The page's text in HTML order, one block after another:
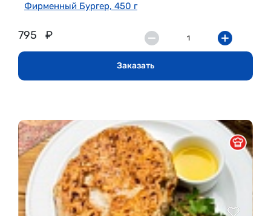
Фирменный Бургер, 450 г
795 ₽
Заказать